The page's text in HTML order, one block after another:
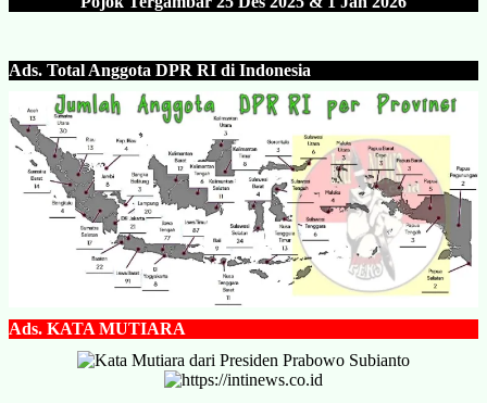
Ads. Total Anggota DPR RI di Indonesia
Ads. KATA MUTIARA